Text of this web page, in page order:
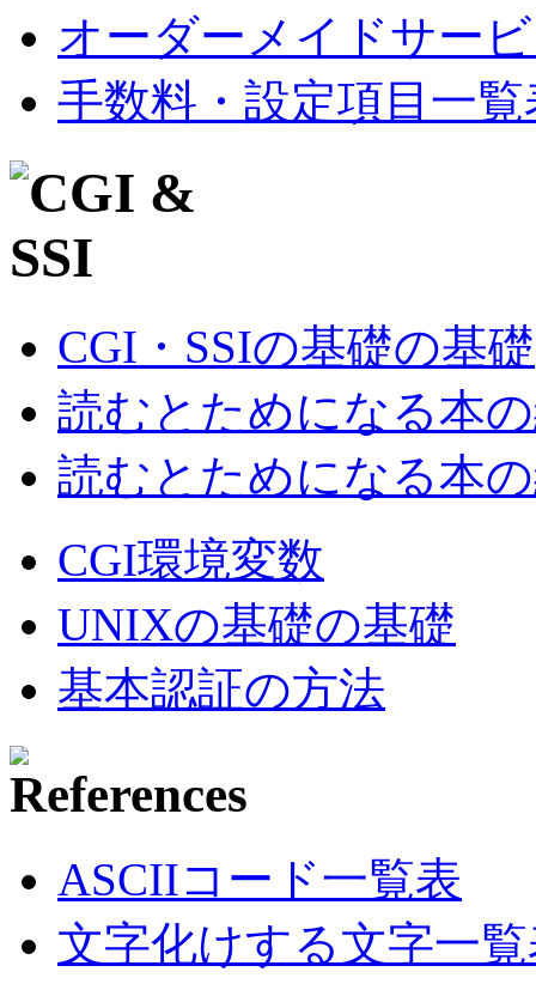
オーダーメイドサー
手数料・設定項目一覧
CGI・SSIの基礎の基礎
読むとためになる本
読むとためになる本
CGI環境変数
UNIXの基礎の基礎
基本認証の方法
ASCIIコード一覧表
文字化けする文字一